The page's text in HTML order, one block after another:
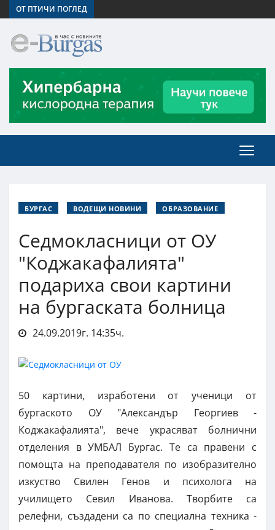
ОТ ПТИЧИ ПОГЛЕД
БУРГАС ВОДЕЩИ НОВИНИ ОБРАЗОВАНИЕ
Седмокласници от ОУ
"Коджакафалията"
подариха свои картини
на бургаската болница
24.09.2019г. 14:35ч.
50 картини, изработени от ученици от
бургаското ОУ "Александър Георгиев -
Коджакафалията", вече украсяват болнични
отделения в УМБАЛ Бургас. Те са правени с
помощта на преподавателя по изобразително
изкуство Свилен Генов и психолога на
училището Севил Иванова. Творбите са
релефни, създадени са по специална техника -